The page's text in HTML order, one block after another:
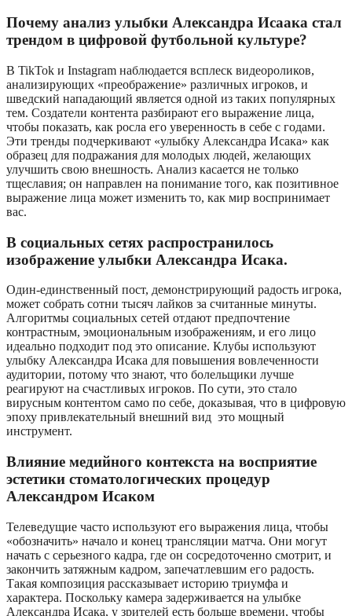
Почему анализ улыбки Александра Исаака стал
трендом в цифровой футбольной культуре?
В TikTok и Instagram наблюдается всплеск видеороликов,
анализирующих «преображение» различных игроков, и
шведский нападающий является одной из таких популярных
тем. Создатели контента разбирают его выражение лица,
чтобы показать, как росла его уверенность в себе с годами.
Эти тренды подчеркивают «улыбку Александра Исака» как
образец для подражания для молодых людей, желающих
улучшить свою внешность. Анализ касается не только
тщеславия; он направлен на понимание того, как позитивное
выражение лица может изменить то, как мир воспринимает
вас.
В социальных сетях распространилось
изображение улыбки Александра Исака.
Один-единственный пост, демонстрирующий радость игрока,
может собрать сотни тысяч лайков за считанные минуты.
Алгоритмы социальных сетей отдают предпочтение
контрастным, эмоциональным изображениям, и его лицо
идеально подходит под это описание. Клубы используют
улыбку Александра Исака для повышения вовлеченности
аудитории, потому что знают, что болельщики лучше
реагируют на счастливых игроков. По сути, это стало
вирусным контентом само по себе, доказывая, что в цифровую
эпоху привлекательный внешний вид это мощный
инструмент.
Влияние медийного контекста на восприятие
эстетики стоматологических процедур
Александром Исаком
Телеведущие часто используют его выражения лица, чтобы
«обозначить» начало и конец трансляции матча. Они могут
начать с серьезного кадра, где он сосредоточенно смотрит, и
закончить затяжным кадром, запечатлевшим его радость.
Такая композиция рассказывает историю триумфа и
характера. Поскольку камера задерживается на улыбке
Александра Исака, у зрителей есть больше времени, чтобы